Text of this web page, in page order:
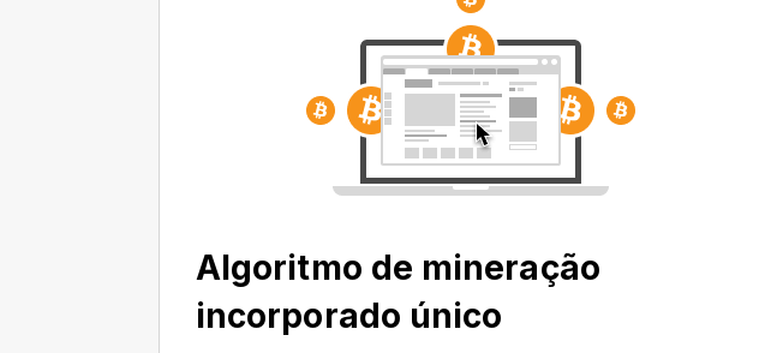
Algoritmo de mineração
incorporado único